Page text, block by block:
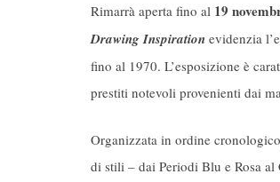
Rimarrà aperta fino al 19
Drawing Inspiration evidenzia
fino al 1970. L’esposizione è
prestiti notevoli provenienti dai
Organizzata in ordine
di stili – dai Periodi Blu e Rosa